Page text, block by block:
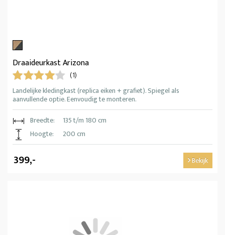
Draaideurkast Arizona
(1)
Landelijke kledingkast (replica eiken + grafiet). Spiegel als
aanvullende optie. Eenvoudig te monteren.
Breedte:
135 t/m 180 cm
Hoogte:
200 cm
399,- Bekijk